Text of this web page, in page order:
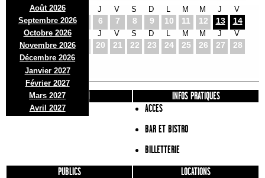
Août 2026
Septembre 2026
Octobre 2026
Novembre 2026
Décembre 2026
Janvier 2027
Février 2027
Mars 2027
Avril 2027
D
2
L
3
M
4
J
6
V
7
S
8
D
9 10
M
11
M
12
J
13
V
14
D
16
L
17
M
18
J
20
V
21
S
22
D
23 24
M
25
M
26
J
27
V
28
D
30
L
31
PRÉSENTATION
INFOS PRATIQUES
ACCES
BAR ET BISTRO
BILLETTERIE
PUBLICS
LOCATIONS